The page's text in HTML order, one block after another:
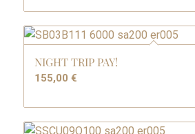
NIGHT TRIP PAY!
155,00 €